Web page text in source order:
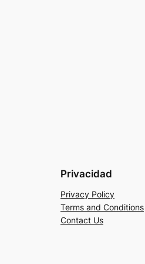
Privacidad
Privacy Policy
Terms and Conditions
Contact Us